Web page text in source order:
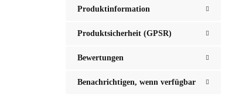
Produktinformation
Produktsicherheit (GPSR)
Bewertungen
Benachrichtigen, wenn verfügbar